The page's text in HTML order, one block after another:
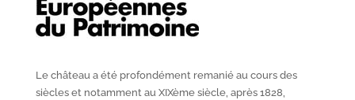
Le château a été profondément remanié au cours des
siècles et notamment au XIXèmesiècle, après 1828,